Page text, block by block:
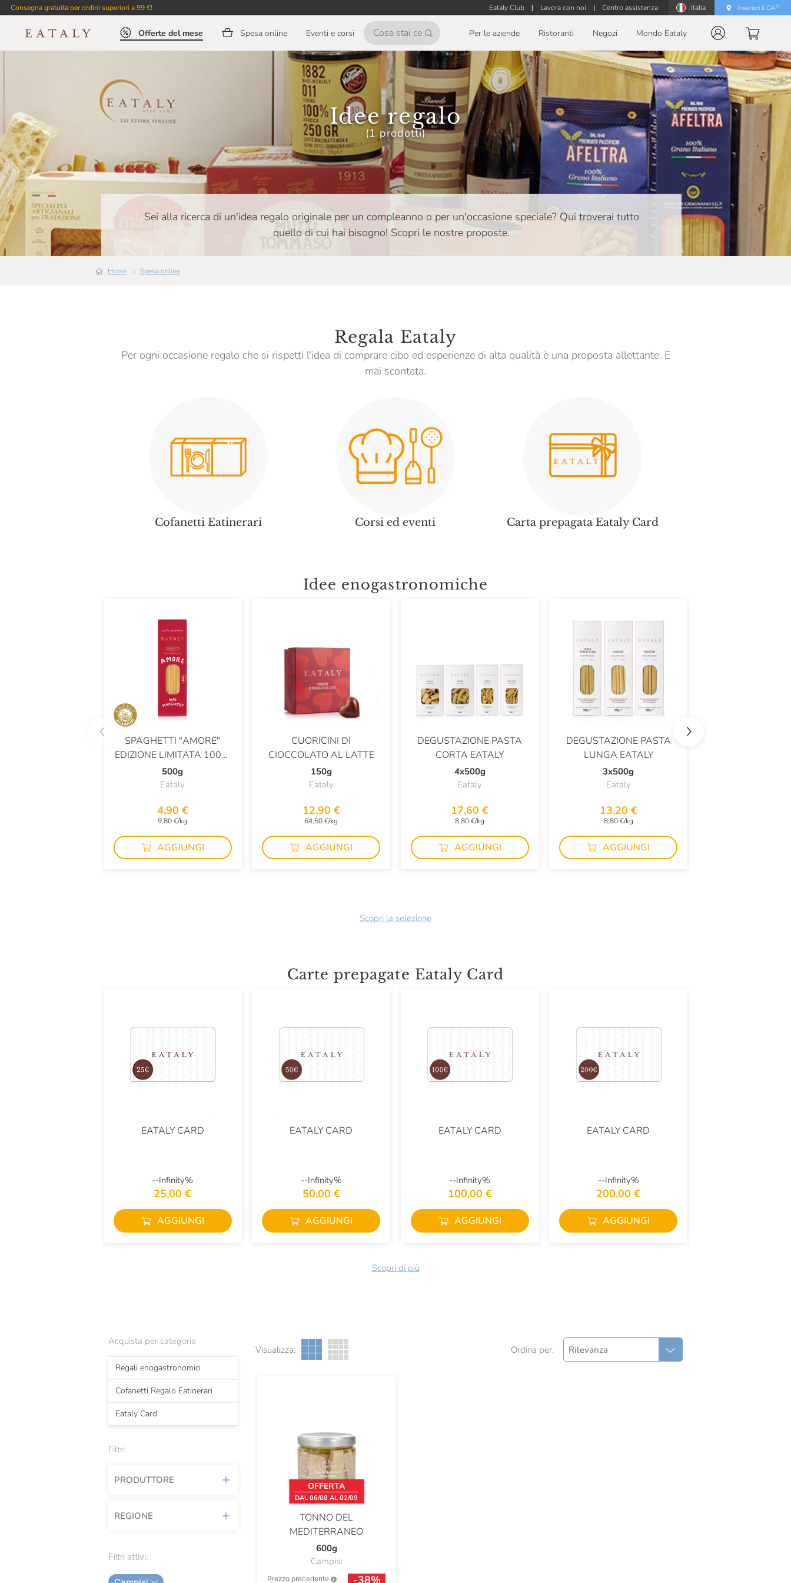
Consegna gratuita per ordini superiori a 99 €! Eataly Club | Lavora con noi | Centro assistenza Italia Inserisci il CAP
Offerte del mese Spesa online Eventi e corsi Per le aziende Ristoranti Negozi Mondo Eataly
Idee regalo
(1 prodotti)
Sei alla ricerca di un'idea regalo originale per un compleanno o per un'occasione speciale? Qui troverai tutto
quello di cui hai bisogno! Scopri le nostre proposte.
Home Spesa online
Regala Eataly
Per ogni occasione regalo che si rispetti l'idea di comprare cibo ed esperienze di alta qualità è una proposta allettante. E
mai scontata.
Cofanetti Eatinerari Corsi ed eventi Carta prepagata Eataly Card
Idee enogastronomiche
SPAGHETTI "AMORE"
EDIZIONE LIMITATA 100%
GRANO ITALIANO
500g
Eataly
4,90 €
9,80 €/kg
AGGIUNGI
CUORICINI DI
CIOCCOLATO AL LATTE
150g
Eataly
12,90 €
64,50 €/kg
AGGIUNGI
DEGUSTAZIONE PASTA
CORTA EATALY
4x500g
Eataly
17,60 €
8,80 €/kg
AGGIUNGI
DEGUSTAZIONE PASTA
LUNGA EATALY
3x500g
Eataly
13,20 €
8,80 €/kg
AGGIUNGI
Scopri la selezione
Carte prepagate Eataly Card
EATALY CARD
--Infinity%
25,00 €
AGGIUNGI
EATALY CARD
--Infinity%
50,00 €
AGGIUNGI
EATALY CARD
--Infinity%
100,00 €
AGGIUNGI
EATALY CARD
--Infinity%
200,00 €
AGGIUNGI
Scopri di più
Acquista per categoria
Regali enogastronomici
Cofanetti Regalo Eatinerari
Eataly Card
Filtri
PRODUTTORE
Acquerello
Antica Ardenga
REGIONE
Emilia Romagna
Liguria
Filtri attivi:
Visualizza: Ordina per: Rilevanza
OFFERTA
DAL 06/08 AL 02/09
TONNO DEL
MEDITERRANEO
600g
Campisi
Prezzo precedente
-38%